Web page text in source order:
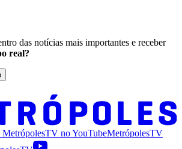
das notícias mais importantes e receber
real?
MetrópolesTV noYouTubeMetrópolesTV